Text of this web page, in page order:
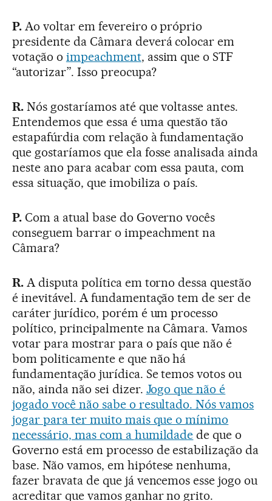
P.Ao voltar em fevereiro o próprio
presidente da Câmara deverá colocar em
votação o impeachment, assim que o STF
“autorizar”. Isso preocupa?
R.Nós gostaríamos até que voltasse antes.
Entendemos que essa é uma questão tão
estapafúrdia com relação à fundamentação
que gostaríamos que ela fosse analisada ainda
neste ano para acabar com essa pauta, com
essa situação, que imobiliza o país.
P.Com a atual base do Governo vocês
conseguem barrar o impeachment na
Câmara?
R. A disputa política em torno dessa questão
é inevitável. A fundamentação tem de ser de
caráter jurídico, porém é um processo
político, principalmente na Câmara. Vamos
votar para mostrar para o país que não é
bom politicamente e que não há
fundamentação jurídica. Se temos votos ou
não, ainda não sei dizer. Jogo que não é
jogado você não sabe o resultado. Nós vamos
jogar para ter muito mais que o mínimo
necessário, mas com a humildade de que o
Governo está em processo de estabilização da
base. Não vamos, em hipótese nenhuma,
fazer bravata de que já vencemos esse jogo ou
acreditar que vamos ganhar no grito.